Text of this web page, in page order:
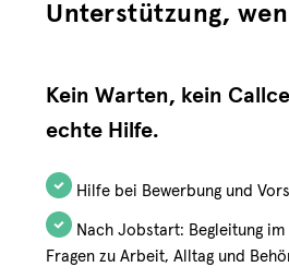
Unterstützung,
Kein Warten, kein
echte Hilfe.
Hilfe bei Bewerbung und
Nach Jobstart: Begleitung
Fragen zu Arbeit, Alltag und